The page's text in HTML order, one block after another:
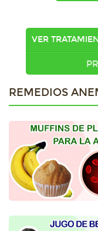
VER
REMEDIOS